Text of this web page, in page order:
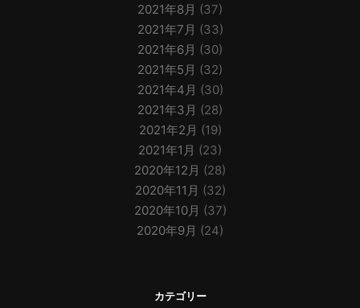
2021年8月 (37)
2021年7月 (33)
2021年6月 (30)
2021年5月 (32)
2021年4月 (30)
2021年3月 (28)
2021年2月 (19)
2021年1月 (23)
2020年12月 (28)
2020年11月 (32)
2020年10月 (37)
2020年9月 (24)
カテゴリー